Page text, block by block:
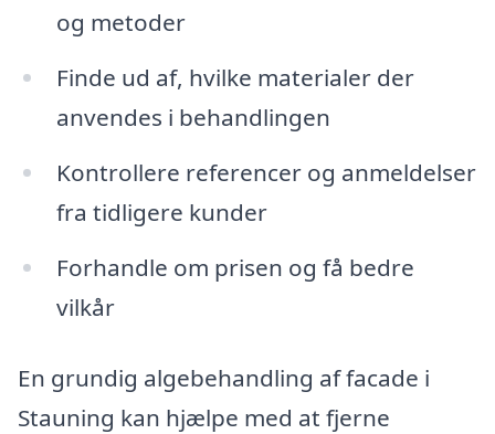
og metoder
Finde ud af, hvilke materialer der
anvendes i behandlingen
Kontrollere referencer og anmeldelser
fra tidligere kunder
Forhandle om prisen og få bedre
vilkår
En grundig algebehandling af facade i
Stauning kan hjælpe med at fjerne